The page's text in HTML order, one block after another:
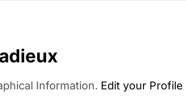
Information. Edit your Profile